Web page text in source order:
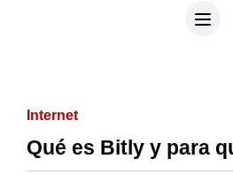
Internet
Qué es Bitly y para